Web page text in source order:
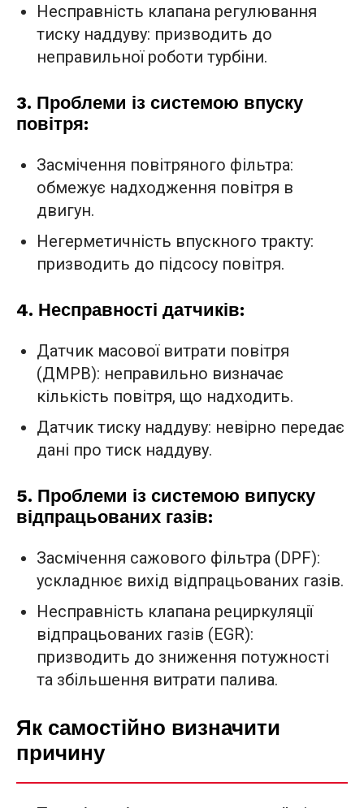
Несправність клапана регулювання
тиску наддуву: призводить до
неправильної роботи турбіни.
3. Проблеми із системою впуску
повітря:
Засмічення повітряного фільтра:
обмежує надходження повітря в
двигун.
Негерметичність впускного тракту:
призводить до підсосу повітря.
4. Несправності датчиків:
Датчик масової витрати повітря
(ДМРВ): неправильно визначає
кількість повітря, що надходить.
Датчик тиску наддуву: невірно передає
дані про тиск наддуву.
5. Проблеми із системою випуску
відпрацьованих газів:
Засмічення сажового фільтра (DPF):
ускладнює вихід відпрацьованих газів.
Несправність клапана рециркуляції
відпрацьованих газів (EGR):
призводить до зниження потужності
та збільшення витрати палива.
Як самостійно визначити
причину